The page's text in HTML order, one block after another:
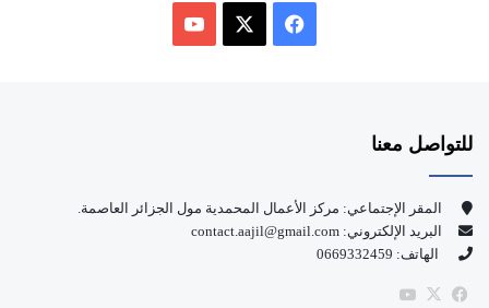
و
ك
للتواصل معنا
المقر الإجتماعي: مركز الأعمال المحمدية مول الجزائر العاصمة.
البريد الإلكتروني: contact.aajil@gmail.com
الهاتف: 0669332459
فيسبوك
‫X